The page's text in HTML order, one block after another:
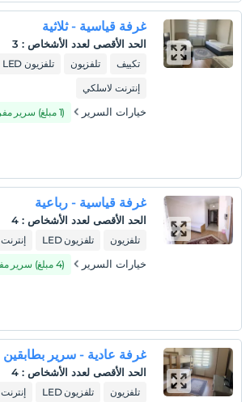
غرفة قياسية - ثلاثية
الحد الأقصى لعدد الأشخاص :
3
تكييف تلفزيون تلفزيون LED
إنترنت لاسلكي
خيارات السرير (1 مبلغ) سرير مفرد
غرفة قياسية - رباعية
الحد الأقصى لعدد الأشخاص :
4
تلفزيون تلفزيون LED إنترنت
خيارات السرير (4 مبلغ) سرير مفرد
غرفة عادية - سرير بطابقين
الحد الأقصى لعدد الأشخاص :
4
تلفزيون تلفزيون LED إنترنت